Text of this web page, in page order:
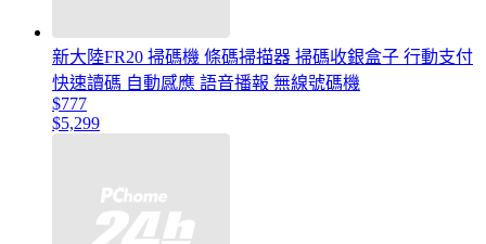
新大陸FR20 掃碼機 條碼掃描器 掃碼收銀盒子 行動支付
快速讀碼 自動感應 語音播報 無線號碼機
$777
$5,299